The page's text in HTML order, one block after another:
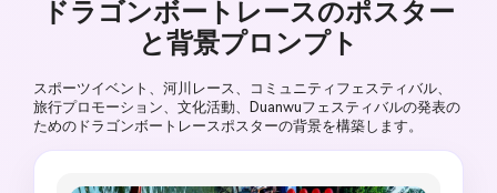
ドラゴンボートレースのポスター
と背景プロンプト
スポーツイベント、河川レース、コミュニティフェスティバル、
旅行プロモーション、文化活動、Duanwuフェスティバルの発表の
ためのドラゴンボートレースポスターの背景を構築します。